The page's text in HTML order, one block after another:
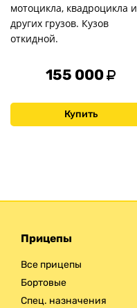
мотоцикла, квадроцикла и
других грузов. Кузов
откидной.
155 000
Купить
Прицепы
Все прицепы
Бортовые
Спец. назначения